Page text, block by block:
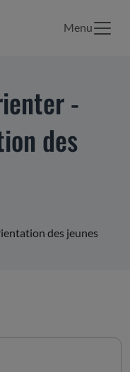
Menu
-
des
des jeunes